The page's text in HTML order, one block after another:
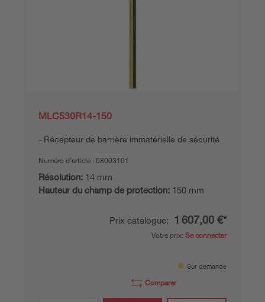
MLC530R14-150
Récepteur de barrière immatérielle de sécurité
Numéro d’article : 68003101
Résolution: 14 mm
Hauteur du champ de protection: 150 mm
Prix catalogue: 1 607,00 €*
Votre prix: Se connecter
Sur demande
Comparer